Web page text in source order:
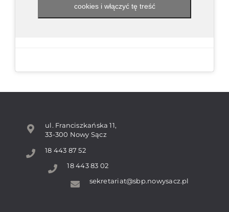
cookies i włączyć tę treść
ul. Franciszkańska 11,
33-300 Nowy Sącz
18 443 87 52
18 443 83 02
sekretariat@sbp.nowysacz.pl